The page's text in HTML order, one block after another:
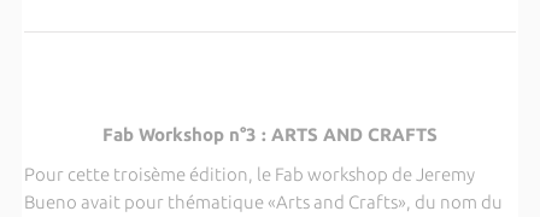
Fab Workshop n°3 : ARTS AND CRAFTS
Pour cette troisème édition, le Fab workshop de Jeremy
Bueno avait pour thématique «Arts and Crafts», du nom du